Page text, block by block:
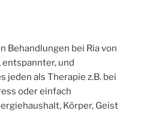
Behandlungen bei Ria von
und
jeden als Therapie z.B. bei
oder einfach
Körper, Geist